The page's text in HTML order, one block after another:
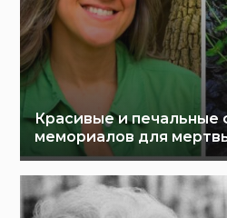
Красивые и печальные
мемориалов для